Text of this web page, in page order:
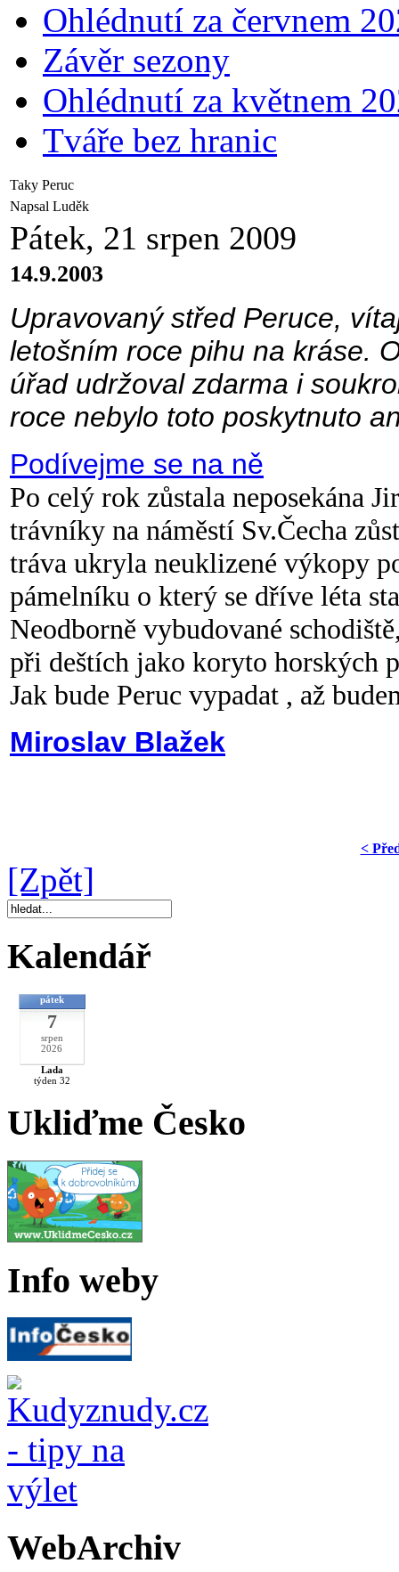
Ohlédnutí za červnem
Závěr sezony
Ohlédnutí za květnem
Tváře bez hranic
Taky Peruc
Napsal Luděk
Pátek, 21 srpen 2009
14.9.2003
Upravovaný střed Peruce,
letošním roce pihu na kráse.
úřad udržoval zdarma i
roce nebylo toto poskytnuto
Podívejme se na ně
Po celý rok zůstala neposekána
trávníky na náměstí Sv.Čecha
tráva ukryla neuklizené výkopy
pámelníku o který se dříve léta
Neodborně vybudované
při deštích jako koryto horských
Jak bude Peruc vypadat , až
Miroslav Blažek
<
[Zpět]
Kalendář
pátek
7
srpen
2026
Lada
týden 32
Ukliďme Česko
Info weby
WebArchiv